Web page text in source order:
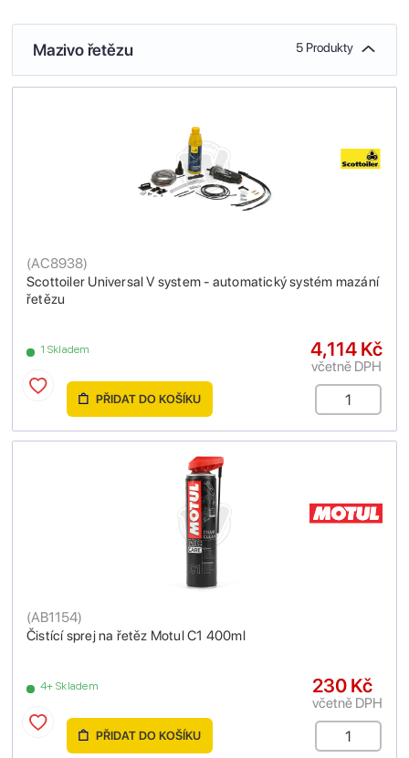
Mazivo řetězu 5 Produkty
Scottoiler Universal V system - automatický systém mazání
řetězu
(AC8938)
1 Skladem 4,114 Kč
včetně DPH
PŘIDAT DO KOŠÍKU
Čistící sprej na řetěz Motul C1 400ml
(AB1154)
4+ Skladem 230 Kč
včetně DPH
PŘIDAT DO KOŠÍKU